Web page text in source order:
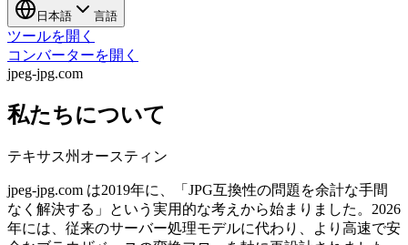
日本語 言語
ツールを開く
コンバーターを開く
jpeg-jpg.com
私たちについて
テキサス州オースティン
jpeg-jpg.com は2019年に、「JPG互換性の問題を余計な手間
なく解決する」という実用的な考えから始まりました。2026
年には、従来のサーバー処理モデルに代わり、より高速で安